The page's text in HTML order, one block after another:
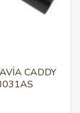
CADDY